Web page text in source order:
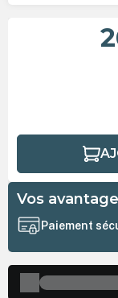
Vos
Paiement